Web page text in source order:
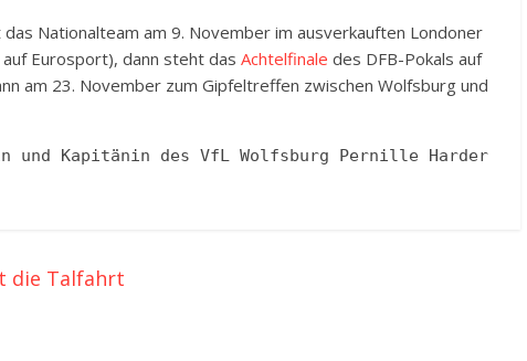
Nationalteam am 9. November im ausverkauften Londoner
Eurosport), dann steht das Achtelfinale des DFB-Pokals auf
am 23. November zum Gipfeltreffen zwischen Wolfsburg und
Kapitänin des VfL Wolfsburg Pernille Harder
die Talfahrt